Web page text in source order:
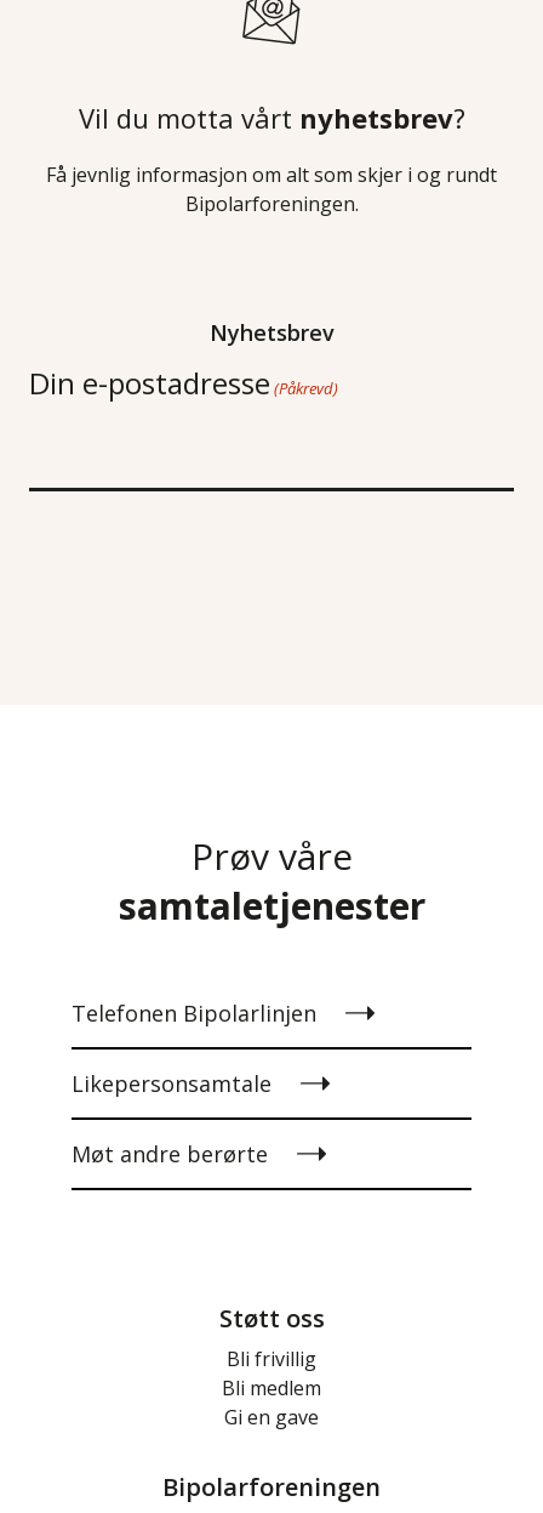
Vil du motta vårt nyhetsbrev?
Få jevnlig informasjon om alt som skjer i og rundt
Bipolarforeningen.
Nyhetsbrev
Din e-postadresse (Påkrevd)
Prøv våre
samtaletjenester
Telefonen Bipolarlinjen
Likepersonsamtale
Møt andre berørte
Støtt oss
Bli frivillig
Bli medlem
Gi en gave
Bipolarforeningen